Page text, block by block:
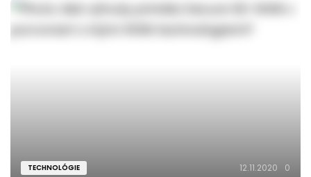
TECHNOLÓGIE 12.11.2020 0